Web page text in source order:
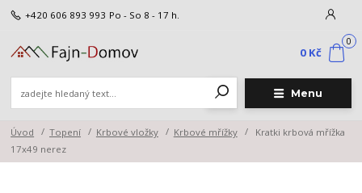
Menu
+420 606 893 993 Po - So 8 - 17 h.
0
0 Kč
Úvod Topení Krbové vložky Krbové mřížky
Kratki krbová mřížka
17x49 nerez